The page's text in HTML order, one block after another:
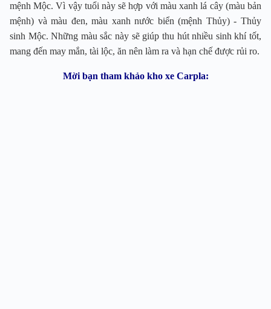
mệnh Mộc. Vì vậy tuổi này sẽ hợp với màu xanh lá cây (màu bản
mệnh) và màu đen, màu xanh nước biển (mệnh Thủy) - Thủy
sinh Mộc. Những màu sắc này sẽ giúp thu hút nhiều sinh khí tốt,
mang đến may mắn, tài lộc, ăn nên làm ra và hạn chế được rủi ro.
Mời bạn tham khảo kho xe Carpla: